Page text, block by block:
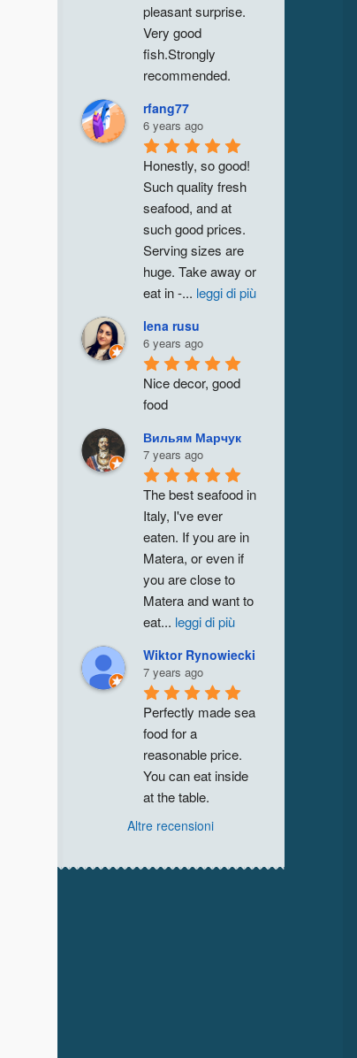
pleasant surprise.
Very good
fish.Strongly
recommended.
rfang77
6 years ago
Honestly, so good!
Such quality fresh
seafood, and at
such good prices.
Serving sizes are
huge. Take away or
eat in -... leggi di più
lena rusu
6 years ago
Nice decor, good
food
Вильям Марчук
7 years ago
The best seafood in
Italy, I've ever
eaten. If you are in
Matera, or even if
you are close to
Matera and want to
eat... leggi di più
Wiktor Rynowiecki
7 years ago
Perfectly made sea
food for a
reasonable price.
You can eat inside
at the table.
Altre recensioni